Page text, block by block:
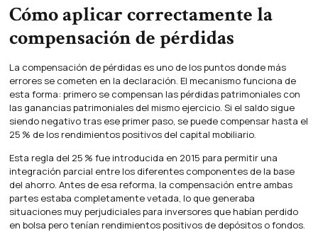
Cómo aplicar correctamente la
compensación de pérdidas
La compensación de pérdidas es uno de los puntos donde más
errores se cometen en la declaración. El mecanismo funciona de
esta forma: primero se compensan las pérdidas patrimoniales con
las ganancias patrimoniales del mismo ejercicio. Si el saldo sigue
siendo negativo tras ese primer paso, se puede compensar hasta el
25 % de los rendimientos positivos del capital mobiliario.
Esta regla del 25 % fue introducida en 2015 para permitir una
integración parcial entre los diferentes componentes de la base
del ahorro. Antes de esa reforma, la compensación entre ambas
partes estaba completamente vetada, lo que generaba
situaciones muy perjudiciales para inversores que habían perdido
en bolsa pero tenían rendimientos positivos de depósitos o fondos.